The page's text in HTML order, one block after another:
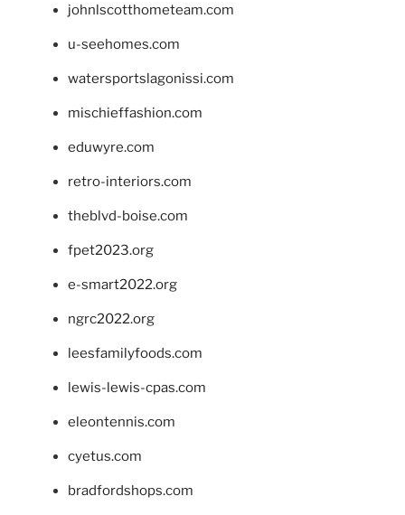
johnlscotthometeam.com
u-seehomes.com
watersportslagonissi.com
mischieffashion.com
eduwyre.com
retro-interiors.com
theblvd-boise.com
fpet2023.org
e-smart2022.org
ngrc2022.org
leesfamilyfoods.com
lewis-lewis-cpas.com
eleontennis.com
cyetus.com
bradfordshops.com